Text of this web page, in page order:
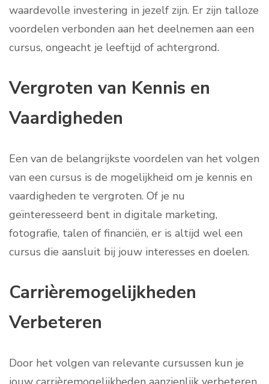
waardevolle investering in jezelf zijn. Er zijn talloze
voordelen verbonden aan het deelnemen aan een
cursus, ongeacht je leeftijd of achtergrond.
Vergroten van Kennis en
Vaardigheden
Een van de belangrijkste voordelen van het volgen
van een cursus is de mogelijkheid om je kennis en
vaardigheden te vergroten. Of je nu
geïnteresseerd bent in digitale marketing,
fotografie, talen of financiën, er is altijd wel een
cursus die aansluit bij jouw interesses en doelen.
Carrièremogelijkheden
Verbeteren
Door het volgen van relevante cursussen kun je